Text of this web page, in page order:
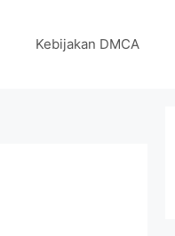
Kebijakan DMCA